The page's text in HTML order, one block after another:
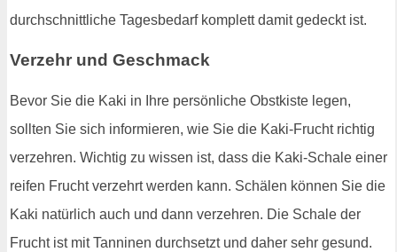
durchschnittliche Tagesbedarf komplett damit gedeckt ist.
Verzehr und Geschmack
Bevor Sie die Kaki in Ihre persönliche Obstkiste legen,
sollten Sie sich informieren, wie Sie die Kaki-Frucht richtig
verzehren. Wichtig zu wissen ist, dass die Kaki-Schale einer
reifen Frucht verzehrt werden kann. Schälen können Sie die
Kaki natürlich auch und dann verzehren. Die Schale der
Frucht ist mit Tanninen durchsetzt und daher sehr gesund.